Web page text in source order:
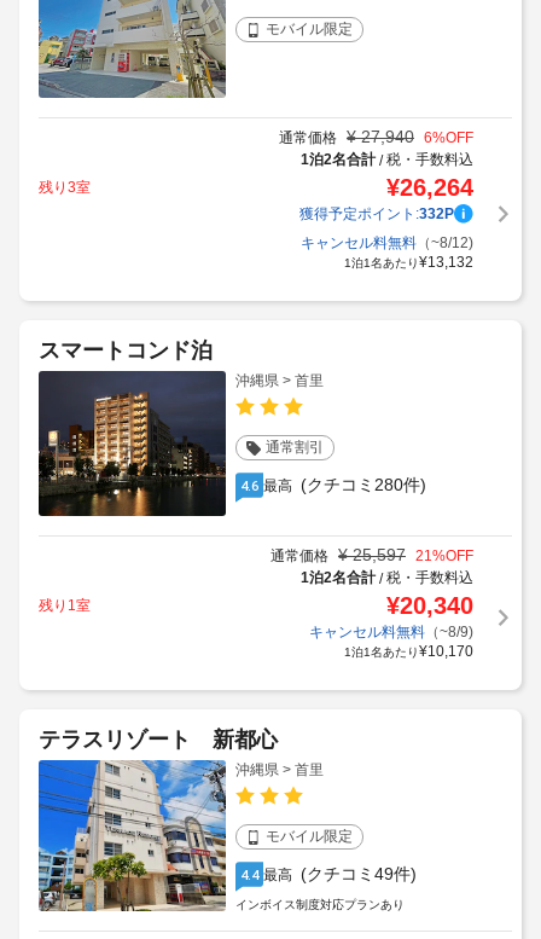
モバイル限定
通常価格 ¥ 27,940 6%OFF
1泊2名合計/税・手数料込
残り3室
¥26,264
獲得予定ポイント:332P
キャンセル料無料（~8/12)
1泊1名あたり¥13,132
スマートコンド泊
沖縄県 > 首里
通常割引
4.6 最高 (クチコミ280件)
通常価格 ¥ 25,597 21%OFF
1泊2名合計/税・手数料込
残り1室
¥20,340
キャンセル料無料（~8/9)
1泊1名あたり¥10,170
テラスリゾート 新都心
沖縄県 > 首里
モバイル限定
4.4 最高 (クチコミ49件)
インボイス制度対応プランあり